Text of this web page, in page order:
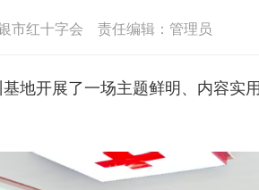
市红十字会 责任编辑：管理员
地开展了一场主题鲜明、内容实